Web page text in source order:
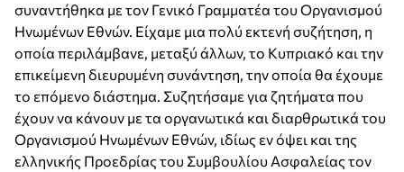
συναντήθηκα με τον Γενικό Γραμματέα του Οργανισμού
Ηνωμένων Εθνών. Είχαμε μια πολύ εκτενή συζήτηση, η
οποία περιλάμβανε, μεταξύ άλλων, το Κυπριακό και την
επικείμενη διευρυμένη συνάντηση, την οποία θα έχουμε
το επόμενο διάστημα. Συζητήσαμε για ζητήματα που
έχουν να κάνουν με τα οργανωτικά και διαρθρωτικά του
Οργανισμού Ηνωμένων Εθνών, ιδίως εν όψει και της
ελληνικής Προεδρίας του Συμβουλίου Ασφαλείας τον